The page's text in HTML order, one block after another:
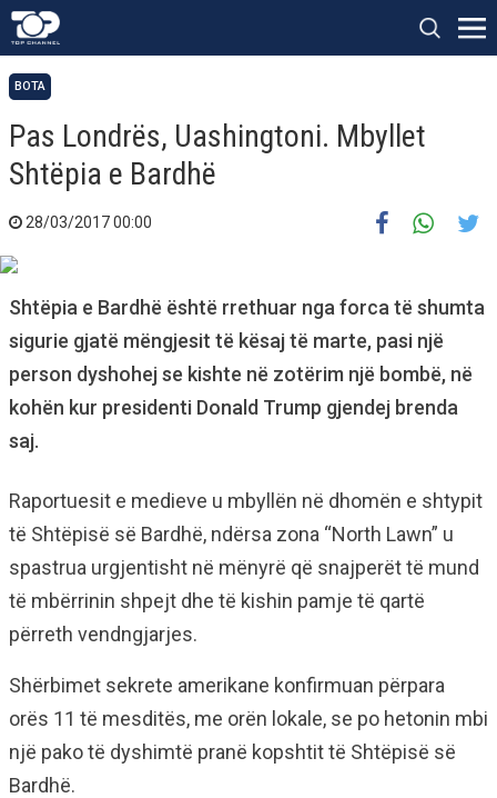
BOTA
Pas Londrës, Uashingtoni. Mbyllet
Shtëpia e Bardhë
28/03/2017 00:00
Shtëpia e Bardhë është rrethuar nga forca të shumta
sigurie gjatë mëngjesit të kësaj të marte, pasi një
person dyshohej se kishte në zotërim një bombë, në
kohën kur presidenti Donald Trump gjendej brenda
saj.
Raportuesit e medieve u mbyllën në dhomën e shtypit
të Shtëpisë së Bardhë, ndërsa zona “North Lawn” u
spastrua urgjentisht në mënyrë që snajperët të mund
të mbërrinin shpejt dhe të kishin pamje të qartë
përreth vendngjarjes.
Shërbimet sekrete amerikane konfirmuan përpara
orës 11 të mesditës, me orën lokale, se po hetonin mbi
një pako të dyshimtë pranë kopshtit të Shtëpisë së
Bardhë.